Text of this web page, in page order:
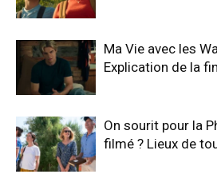
Ma Vie avec les
Explication de la
On sourit pour la
filmé ? Lieux de